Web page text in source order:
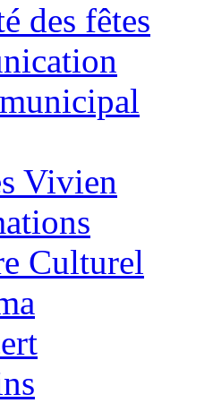
des fêtes
Vivien
Culturel